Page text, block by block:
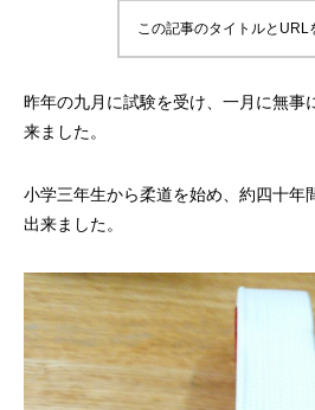
この記事のタイトルとURL
昨年の九月に試験を受け、一月に無事
来ました。
小学三年生から柔道を始め、約四十年
出来ました。